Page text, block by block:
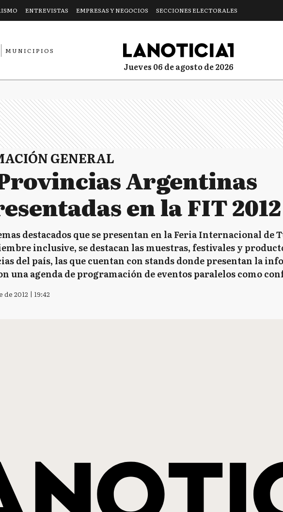
ENTREVISTAS EMPRESAS Y NEGOCIOS SECCIONES ELECTORALES
MUNICIPIOS
jueves 06 de agosto de 2026
GENERAL
Argentinas
en la FIT 2012
destacados que se presentan en la Feria Internacional de
inclusive, se destacan las muestras, festivales y
del país, las que cuentan con stands donde presentan la
una agenda de programación de eventos paralelos como
2012 | 19:42